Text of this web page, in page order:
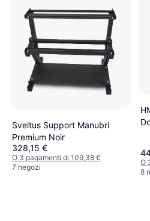
Sveltus Support Manubri
Premium Noir
328,15 €
O 3 pagamenti di 109,38 €
7 negozi
O
8